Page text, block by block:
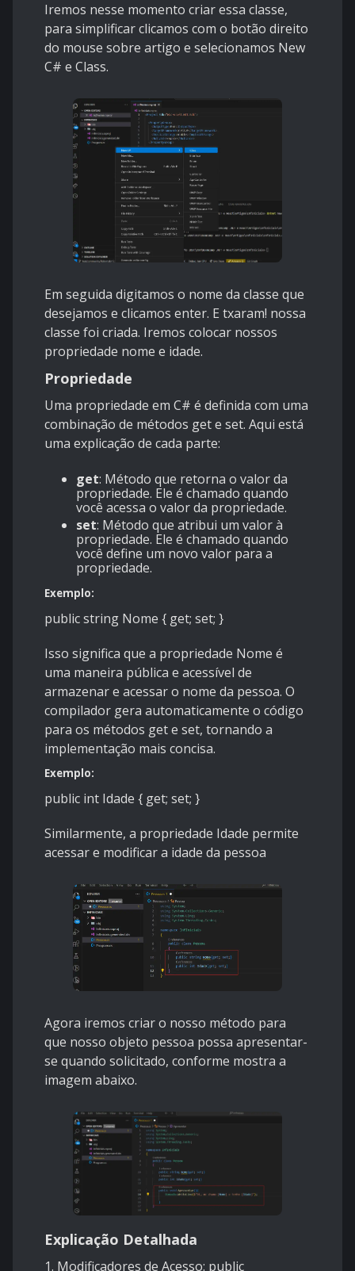
Iremos nesse momento criar essa classe,
para simplificar clicamos com o botão direito
do mouse sobre artigo e selecionamos New
C# e Class.
Em seguida digitamos o nome da classe que
desejamos e clicamos enter. E txaram! nossa
classe foi criada. Iremos colocar nossos
propriedade nome e idade.
Propriedade
Uma propriedade em C# é definida com uma
combinação de métodos gete set. Aqui está
uma explicação de cada parte:
get: Método que retorna o valor da
propriedade. Ele é chamado quando
você acessa o valor da propriedade.
set: Método que atribui um valor à
propriedade. Ele é chamado quando
você define um novo valor para a
propriedade.
Exemplo:
public string Nome { get; set; }
Isso significa que a propriedade Nome é
uma maneira pública e acessível de
armazenar e acessar o nome da pessoa. O
compilador gera automaticamente o código
para os métodos gete set, tornando a
implementação mais concisa.
Exemplo:
public int Idade { get; set; }
Similarmente, a propriedade Idade permite
acessar e modificar a idade da pessoa
Agora iremos criar o nosso método para
que nosso objeto pessoa possa apresentar-
se quando solicitado, conforme mostra a
imagem abaixo.
Explicação Detalhada
1. Modificadores de Acesso: public